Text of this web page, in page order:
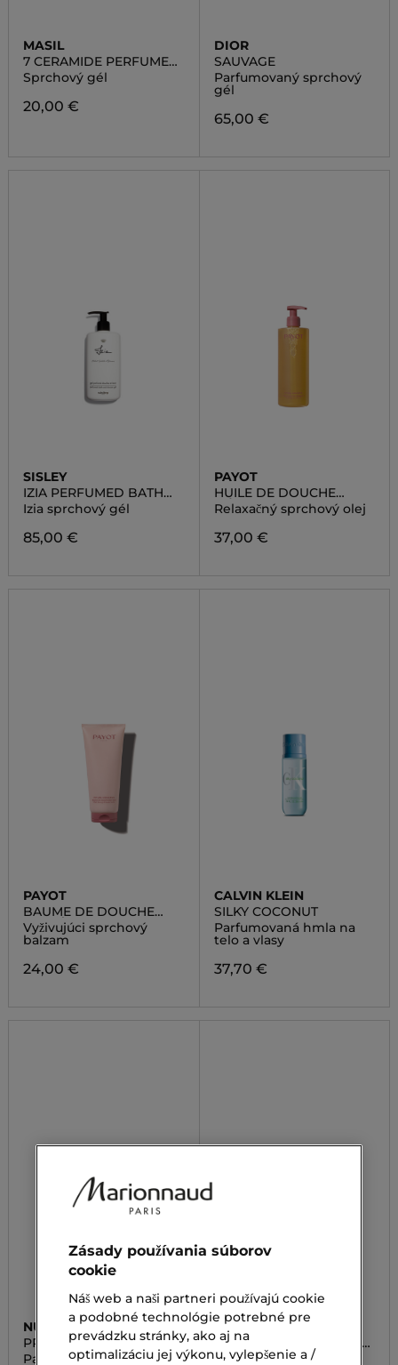
MASIL
7 CERAMIDE PERFUME
SHOWER GEL SWEET
FLOWER
Sprchový gél
20,00 €
DIOR
SAUVAGE
Parfumovaný sprchový
gél
65,00 €
SISLEY
IZIA PERFUMED BATH
AND SHOWER GEL
Izia sprchový gél
85,00 €
PAYOT
HUILE DE DOUCHE
DÉLASSANTE
Relaxačný sprchový olej
37,00 €
PAYOT
BAUME DE DOUCHE
BIEN-ÊTRET
Vyživujúci sprchový
balzam
24,00 €
CALVIN KLEIN
SILKY COCONUT
Parfumovaná hmla na
telo a vlasy
37,70 €
NUXE
PRODIGIEUX LE PARFUM
Parfumovaná voda
NUXE
PRODIGIEUX LE PARFUM
FLORAL
Parfumovaná voda
Zásady používania súborov
cookie
Náš web a naši partneri používajú cookie
a podobné technológie potrebné pre
prevádzku stránky, ako aj na
optimalizáciu jej výkonu, vylepšenie a /